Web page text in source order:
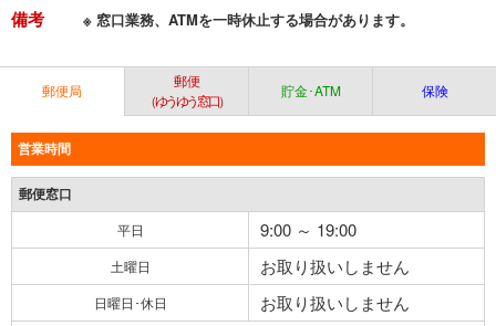
備考 ※ 窓口業務、ATMを一時休止する場合があります。
郵便局
郵便
（ゆうゆう窓口）
貯金･ATM 保険
営業時間
郵便窓口
平日 9:00 ～ 19:00
土曜日 お取り扱いしません
日曜日･休日 お取り扱いしません